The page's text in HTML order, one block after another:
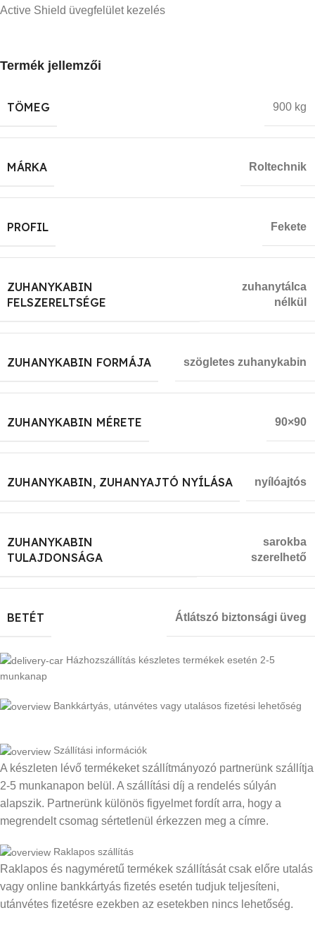
Active Shield üvegfelület kezelés
Termék jellemzői
TÖMEG 900 kg
MÁRKA Roltechnik
PROFIL Fekete
ZUHANYKABIN
FELSZERELTSÉGE
zuhanytálca
nélkül
ZUHANYKABIN FORMÁJA szögletes zuhanykabin
ZUHANYKABIN MÉRETE 90×90
ZUHANYKABIN, ZUHANYAJTÓ NYÍLÁSA nyílóajtós
ZUHANYKABIN
TULAJDONSÁGA
sarokba
szerelhető
BETÉT Átlátszó biztonsági üveg
Házhozszállítás készletes termékek esetén 2-5
munkanap
Bankkártyás, utánvétes vagy utalásos fizetési lehetőség
Szállítási információk
A készleten lévő termékeket szállítmányozó partnerünk szállítja
2-5 munkanapon belül. A szállítási díj a rendelés súlyán
alapszik. Partnerünk különös figyelmet fordít arra, hogy a
megrendelt csomag sértetlenül érkezzen meg a címre.
Raklapos szállítás
Raklapos és nagyméretű termékek szállítását csak előre utalás
vagy online bankkártyás fizetés esetén tudjuk teljesíteni,
utánvétes fizetésre ezekben az esetekben nincs lehetőség.